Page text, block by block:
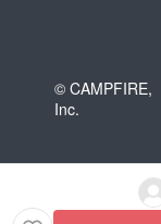
© CAMPFIRE,
Inc.